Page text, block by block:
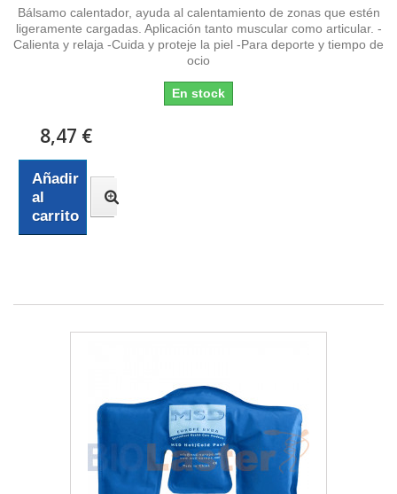
Bálsamo calentador, ayuda al calentamiento de zonas que estén
ligeramente cargadas. Aplicación tanto muscular como articular. -
Calienta y relaja -Cuida y proteje la piel -Para deporte y tiempo de
ocio
En stock
8,47 €
Añadir
al
carrito